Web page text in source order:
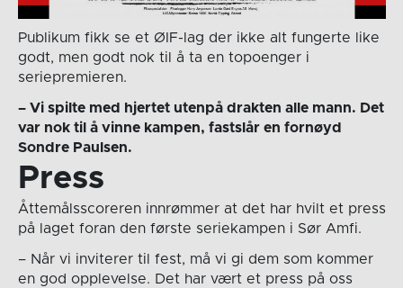
Publikum fikk se et ØIF-lag der ikke alt fungerte like
godt, men godt nok til å ta en topoenger i
seriepremieren.
– Vi spilte med hjertet utenpå drakten alle mann. Det
var nok til å vinne kampen, fastslår en fornøyd
Sondre Paulsen.
Press
Åttemålsscoreren innrømmer at det har hvilt et press
på laget foran den første seriekampen i Sør Amfi.
– Når vi inviterer til fest, må vi gi dem som kommer
en god opplevelse. Det har vært et press på oss